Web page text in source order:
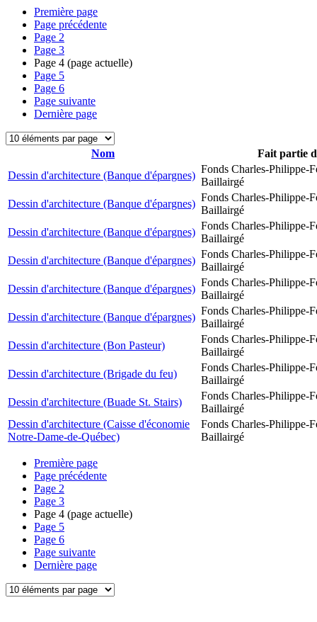
Première page
Page précédente
Page 2
Page 3
Page 4 (page actuelle)
Page 5
Page 6
Page suivante
Dernière page
Nom
Fait partie
Dessin d'architecture (Banque d'épargnes)
Fonds Charles-Philippe-
Baillairgé
Dessin d'architecture (Banque d'épargnes)
Fonds Charles-Philippe-
Baillairgé
Dessin d'architecture (Banque d'épargnes)
Fonds Charles-Philippe-
Baillairgé
Dessin d'architecture (Banque d'épargnes)
Fonds Charles-Philippe-
Baillairgé
Dessin d'architecture (Banque d'épargnes)
Fonds Charles-Philippe-
Baillairgé
Dessin d'architecture (Banque d'épargnes)
Fonds Charles-Philippe-
Baillairgé
Dessin d'architecture (Bon Pasteur)
Fonds Charles-Philippe-
Baillairgé
Dessin d'architecture (Brigade du feu)
Fonds Charles-Philippe-
Baillairgé
Dessin d'architecture (Buade St. Stairs)
Fonds Charles-Philippe-
Baillairgé
Dessin d'architecture (Caisse d'économie
Notre-Dame-de-Québec)
Fonds Charles-Philippe-
Baillairgé
Première page
Page précédente
Page 2
Page 3
Page 4 (page actuelle)
Page 5
Page 6
Page suivante
Dernière page